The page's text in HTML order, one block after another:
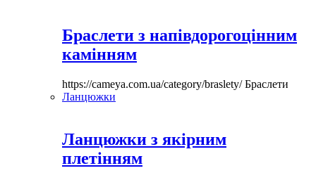
Браслети з напівдорогоцінним
камінням
https://cameya.com.ua/category/braslety/Браслети
Ланцюжки
Ланцюжки з якірним
плетінням